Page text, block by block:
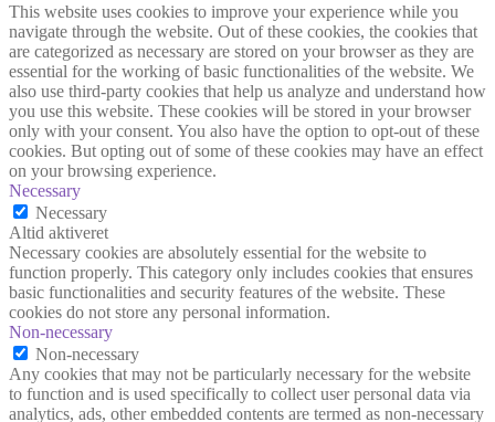
This website uses cookies to improve your experience while you
navigate through the website. Out of these cookies, the cookies that
are categorized as necessary are stored on your browser as they are
essential for the working of basic functionalities of the website. We
also use third-party cookies that help us analyze and understand how
you use this website. These cookies will be stored in your browser
only with your consent. You also have the option to opt-out of these
cookies. But opting out of some of these cookies may have an effect
on your browsing experience.
Necessary
Necessary
Altid aktiveret
Necessary cookies are absolutely essential for the website to
function properly. This category only includes cookies that ensures
basic functionalities and security features of the website. These
cookies do not store any personal information.
Non-necessary
Non-necessary
Any cookies that may not be particularly necessary for the website
to function and is used specifically to collect user personal data via
analytics, ads, other embedded contents are termed as non-necessary